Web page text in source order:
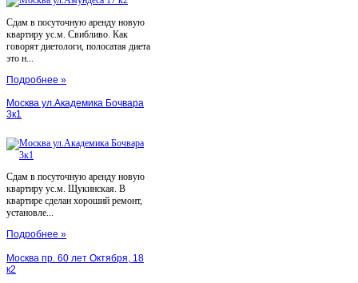
Сдам в посуточную аренду новую
квартиру ус.м. Свибливо. Как
говорят диетологи, полосатая диета
это н...
Подробнее »
Москва ул.Академика Бочвара
3к1
Сдам в посуточную аренду новую
квартиру ус.м. Щукинская. В
квартире сделан хороший ремонт,
установле...
Подробнее »
Москва пр. 60 лет Октября, 18
к2